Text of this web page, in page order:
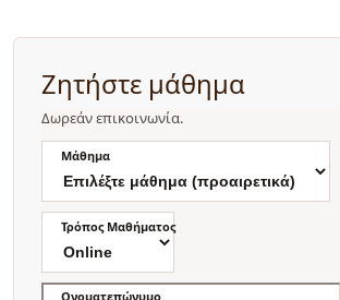
Ζητήστε μάθημα
Δωρεάν επικοινωνία.
Μάθημα
Τρόπος Μαθήματος
Ονοματεπώνυμο